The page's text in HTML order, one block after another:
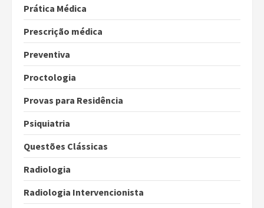
Prática Médica
Prescrição médica
Preventiva
Proctologia
Provas para Residência
Psiquiatria
Questões Clássicas
Radiologia
Radiologia Intervencionista